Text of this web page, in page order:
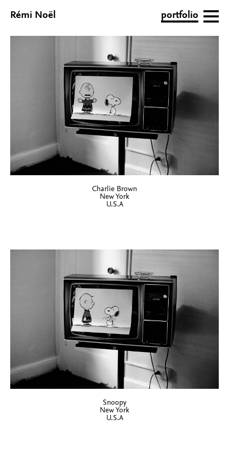
Rémi Noël portfolio
Charlie Brown
New York
U.S.A
Snoopy
New York
U.S.A